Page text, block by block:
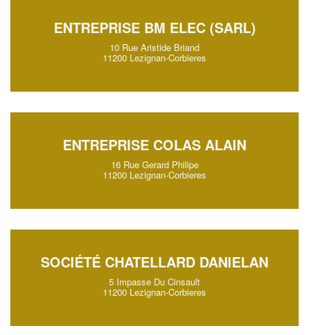
ENTREPRISE BM ELEC (SARL)
10 Rue Aristide Briand
11200 Lezignan-Corbieres
ENTREPRISE COLAS ALAIN
16 Rue Gerard Philipe
11200 Lezignan-Corbieres
SOCIÉTÉ CHATELLARD DANIELAN
5 Impasse Du Cinsault
11200 Lezignan-Corbieres